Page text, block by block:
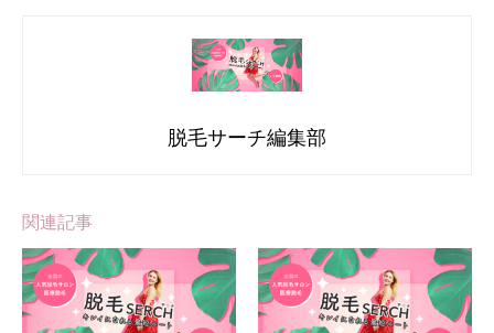
脱毛サーチ編集部
関連記事